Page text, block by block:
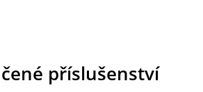
příslušenství